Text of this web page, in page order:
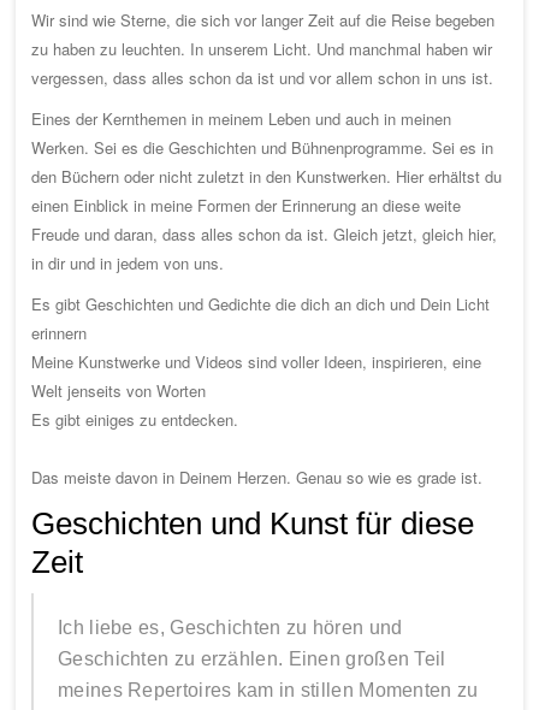
Wir sind wie Sterne, die sich vor langer Zeit auf die Reise begeben
zu haben zu leuchten. In unserem Licht. Und manchmal haben wir
vergessen, dass alles schon da ist und vor allem schon in uns ist.
Eines der Kernthemen in meinem Leben und auch in meinen
Werken. Sei es die Geschichten und Bühnenprogramme. Sei es in
den Büchern oder nicht zuletzt in den Kunstwerken. Hier erhältst du
einen Einblick in meine Formen der Erinnerung an diese weite
Freude und daran, dass alles schon da ist. Gleich jetzt, gleich hier,
in dir und in jedem von uns.
Es gibt Geschichten und Gedichte die dich an dich und Dein Licht
erinnern
Meine Kunstwerke und Videos sind voller Ideen, inspirieren, eine
Welt jenseits von Worten
Es gibt einiges zu entdecken.
Das meiste davon in Deinem Herzen. Genau so wie es grade ist.
Geschichten und Kunst für diese
Zeit
Ich liebe es, Geschichten zu hören und
Geschichten zu erzählen. Einen großen Teil
meines Repertoires kam in stillen Momenten zu